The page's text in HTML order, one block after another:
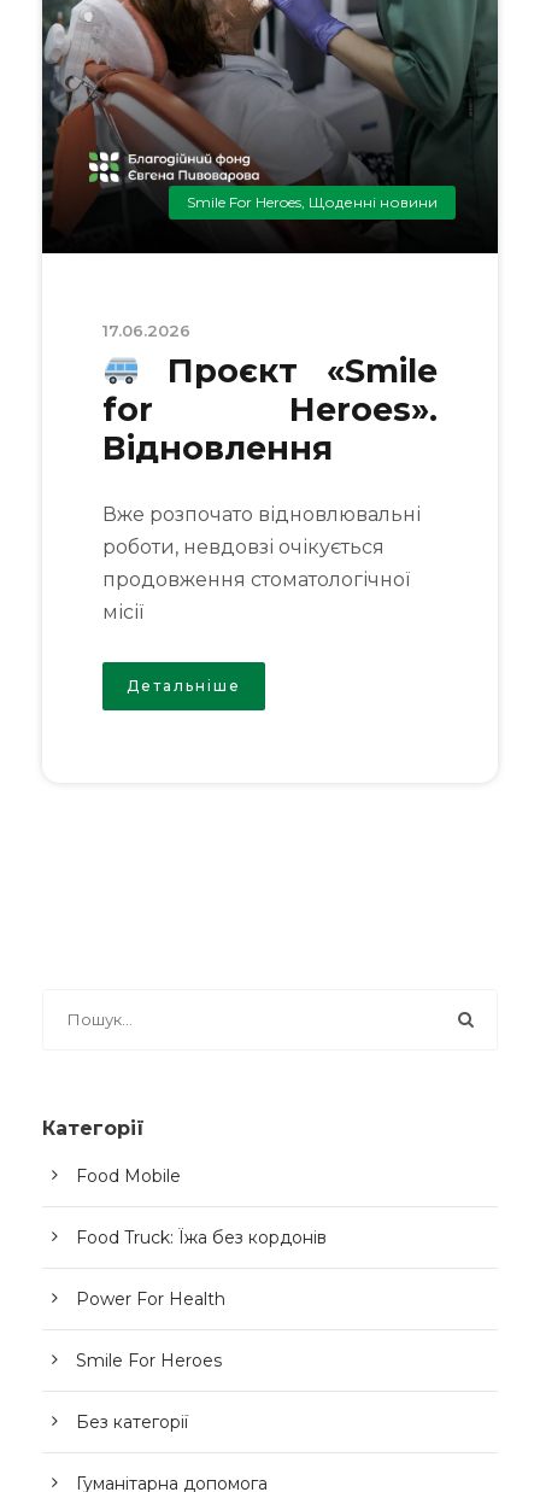
Smile For Heroes Щоденні новини
17.06.2026
Проєкт «Smile
for Heroes».
Відновлення
Вже розпочато відновлювальні
роботи, невдовзі очікується
продовження стоматологічної
місії
Детальніше
Категорії
Food Mobile
Food Truck: Їжа без кордонів
Power For Health
Smile For Heroes
Без категорії
Гуманітарна допомога